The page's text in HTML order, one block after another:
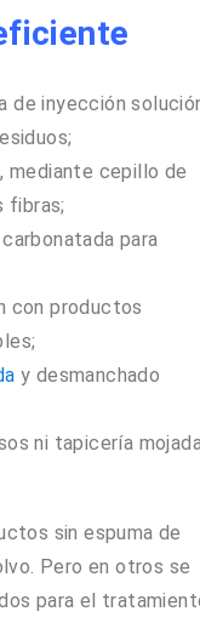
de inyección
mediante cepillo de
fibras;
para
con productos
y desmanchado
ni tapicería
sin espuma de
Pero en otros se
para el